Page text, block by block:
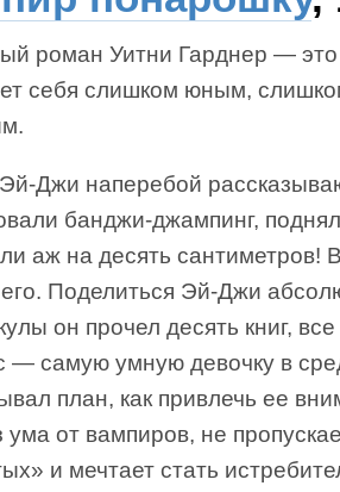
роман Уитни Гарднер — это
себя слишком юным,
Джи наперебой
банджи-джампинг,
аж на десять сантиметров!
Поделиться Эй-Джи
он прочел десять книг,
— самую умную девочку в
план, как привлечь ее
ума от вампиров, не
и мечтает стать